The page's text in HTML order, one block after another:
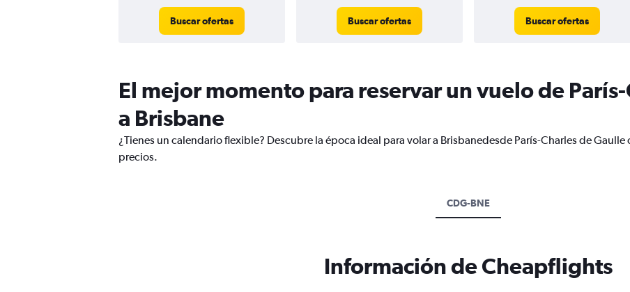
Buscar ofertas Buscar ofertas Buscar ofertas
El mejor momento para reservar un vuelo de
a Brisbane
¿Tienes un calendario flexible? Descubre la época ideal para volar a Brisbanedesde París-Charles de
precios.
CDG-BNE
Información de Cheapflights